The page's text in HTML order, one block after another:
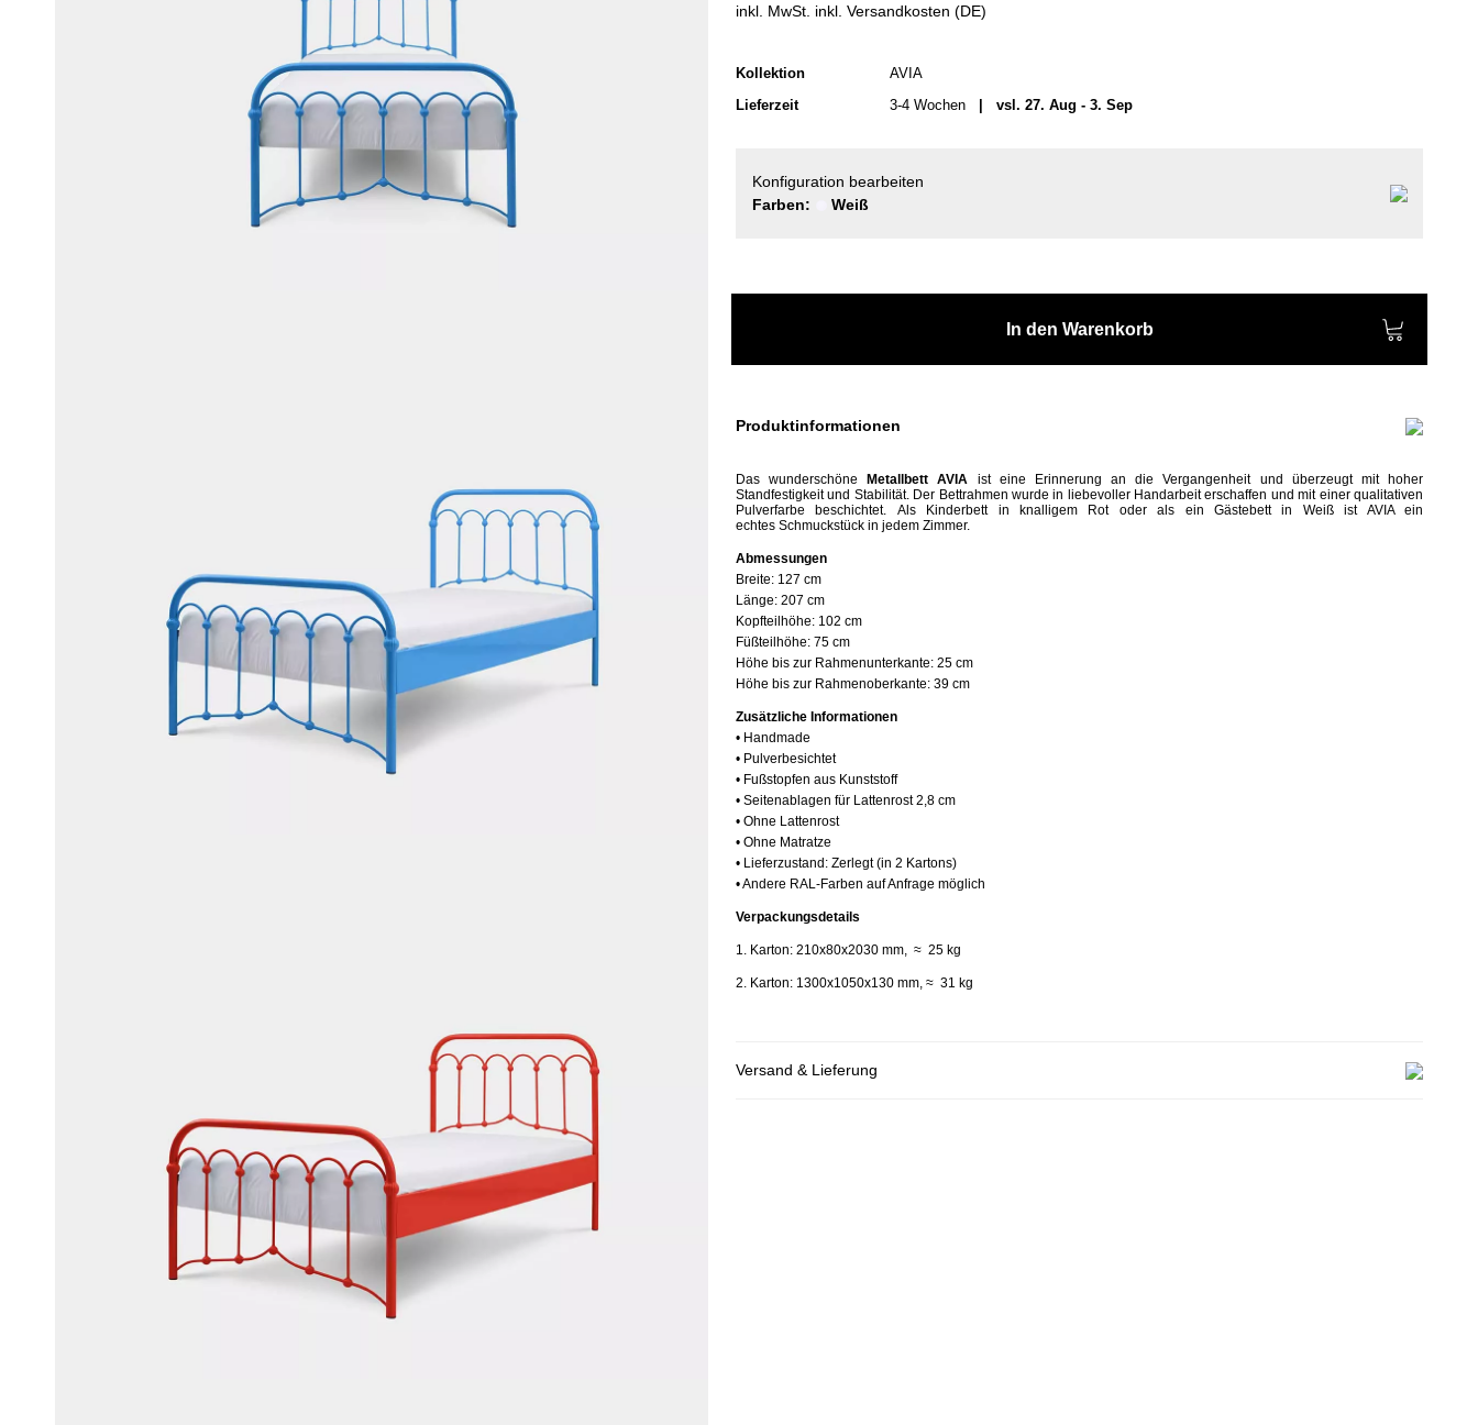
inkl. MwSt. inkl. Versandkosten (DE)
Kollektion
AVIA
Lieferzeit
3-4 Wochen | vsl. 27. Aug - 3. Sep
Konfiguration bearbeiten
Farben:
Weiß
In den Warenkorb
Produktinformationen
Das wunderschöne Metallbett AVIA ist eine Erinnerung an die Vergangenheit und überzeugt mit hoher
Standfestigkeit und Stabilität. Der Bettrahmen wurde in liebevoller Handarbeit erschaffen und mit einer qualitativen
Pulverfarbe beschichtet. Als Kinderbett in knalligem Rot oder als ein Gästebett in Weiß ist AVIA ein
echtes Schmuckstück in jedem Zimmer.
Abmessungen
Breite: 127 cm
Länge: 207 cm
Kopfteilhöhe: 102 cm
Füßteilhöhe: 75 cm
Höhe bis zur Rahmenunterkante: 25 cm
Höhe bis zur Rahmenoberkante: 39 cm
Zusätzliche Informationen
• Handmade
• Pulverbesichtet
• Fußstopfen aus Kunststoff
• Seitenablagen für Lattenrost 2,8 cm
• Ohne Lattenrost
• Ohne Matratze
• Lieferzustand: Zerlegt (in 2 Kartons)
• Andere RAL-Farben auf Anfrage möglich
Verpackungsdetails
1. Karton: 210x80x2030 mm, ≈ 25 kg
2. Karton: 1300x1050x130 mm, ≈ 31 kg
Versand & Lieferung